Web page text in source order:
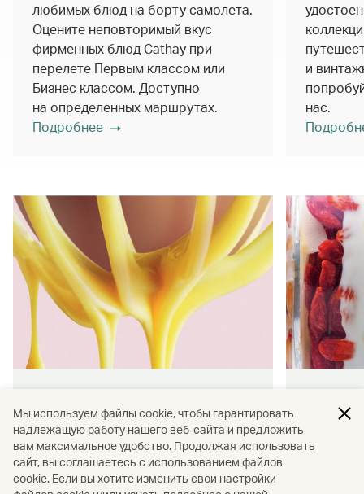
любимых блюд на борту самолета.
Оцените неповторимый вкус
фирменных блюд Cathay при
перелете Первым классом или
Бизнес классом. Доступно
на определенных маршрутах.
Подробнее
и
нас.
На наших рейсах вас ждут
традиционные вкусные закуски и
блюда.
Мы используем файлы cookie, чтобы гарантировать
надлежащую работу нашего веб-сайта и предложить
вам максимальное удобство. Продолжая использовать
сайт, вы соглашаетесь с использованием файлов
cookie. Если вы хотите изменить свои настройки